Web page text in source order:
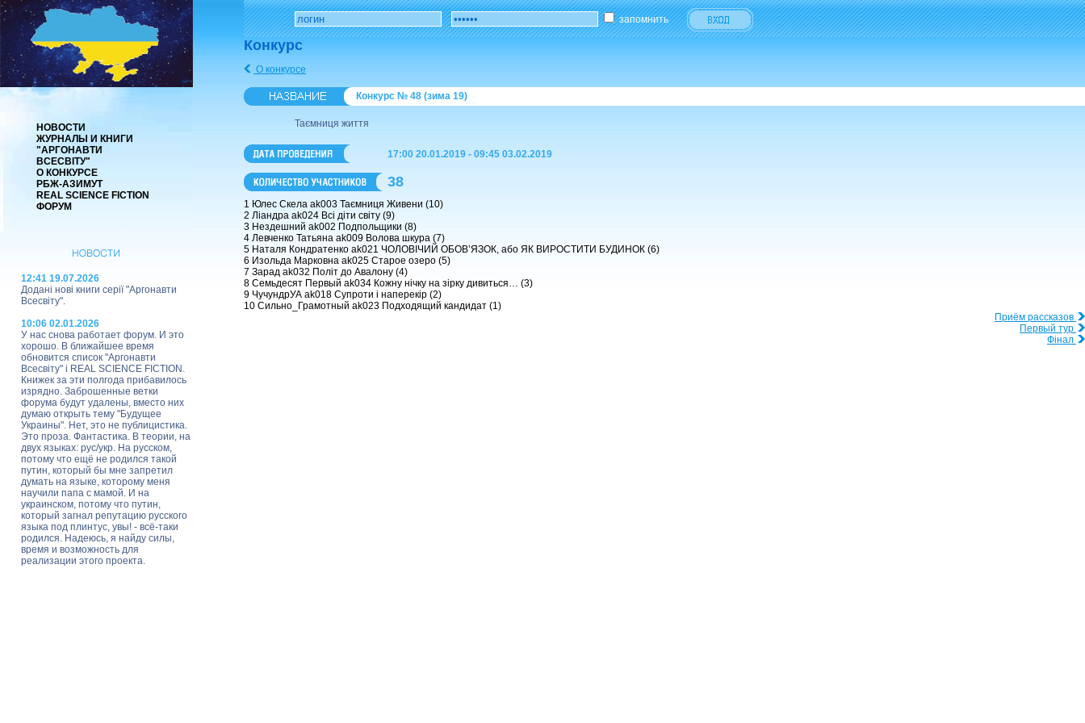
НОВОСТИ
ЖУРНАЛЫ И КНИГИ
"АРГОНАВТИ
ВСЕСВІТУ"
О КОНКУРСЕ
РБЖ-АЗИМУТ
REAL SCIENCE FICTION
ФОРУМ
12:41 19.07.2026
Додані нові книги серії "Аргонавти
Всесвіту".
10:06 02.01.2026
У нас снова работает форум. И это
хорошо. В ближайшее время
обновится список "Аргонавти
Всесвіту" і REAL SCIENCE FICTION.
Книжек за эти полгода прибавилось
изрядно. Заброшенные ветки
форума будут удалены, вместо них
думаю открыть тему "Будущее
Украины". Нет, это не публицистика.
Это проза. Фантастика. В теории, на
двух языках: рус/укр. На русском,
потому что ещё не родился такой
путин, который бы мне запретил
думать на языке, которому меня
научили папа с мамой. И на
украинском, потому что путин,
который загнал репутацию русского
языка под плинтус, увы! - всё-таки
родился. Надеюсь, я найду силы,
время и возможность для
реализации этого проекта.
запомнить
Конкурс
О конкурсе
Конкурс № 48 (зима 19)
Таємниця життя
17:00 20.01.2019 - 09:45 03.02.2019
38
1 Юлес Скела ak003 Таємниця Живени (10)
2 Ліандра ak024 Всі діти світу (9)
3 Нездешний ak002 Подпольщики (8)
4 Левченко Татьяна ak009 Волова шкура (7)
5 Наталя Кондратенко ak021 ЧОЛОВІЧИЙ ОБОВ’ЯЗОК, або ЯК ВИРОСТИТИ БУДИНОК (6)
6 Изольда Марковна ak025 Старое озеро (5)
7 Зарад ak032 Політ до Авалону (4)
8 Семьдеcят Первый ak034 Кожну нічку на зірку дивиться… (3)
9 ЧучундрУА ak018 Супроти і наперекір (2)
10 Сильно_Грамотный ak023 Подходящий кандидат (1)
Приём рассказов
Первый тур
Фінал